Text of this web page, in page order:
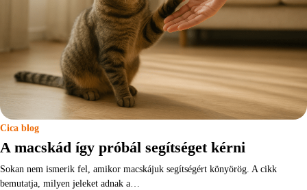
Cica blog
A macskád így próbál segítséget kérni
Sokan nem ismerik fel, amikor macskájuk segítségért könyörög. A cikk
bemutatja, milyen jeleket adnak a…